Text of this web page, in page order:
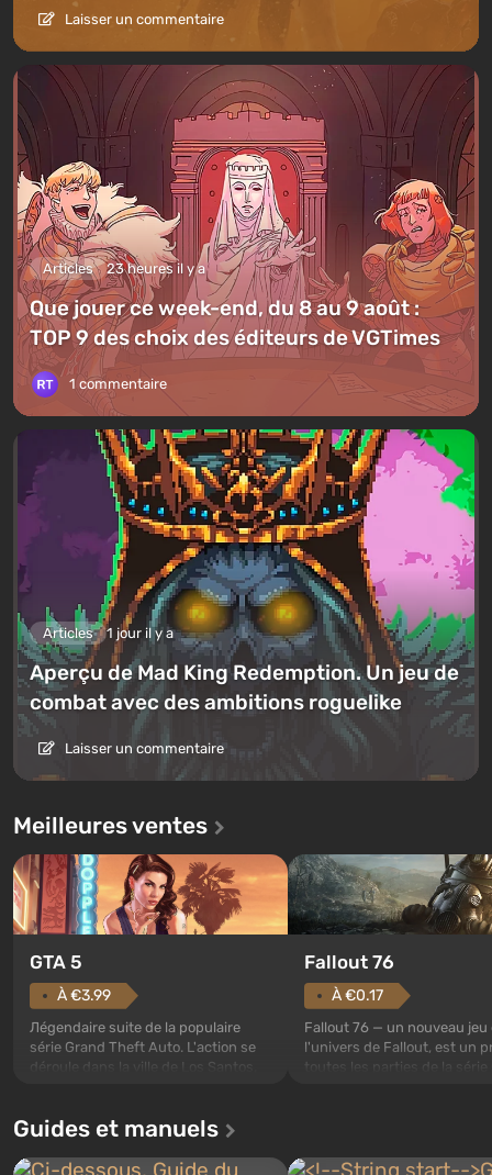
Laisser un commentaire
Articles 23 heures il y a
Que jouer ce week-end, du 8 au 9 août :
TOP 9 des choix des éditeurs de VGTimes
1 commentaire
Articles 1 jour il y a
Aperçu de Mad King Redemption. Un jeu de
combat avec des ambitions roguelike
Laisser un commentaire
Meilleures ventes
GTA 5
À €3.99
Лégendaire suite de la populaire
série Grand Theft Auto. L'action se
déroule dans la ville de Los Santos,
le jeu racontera l'histoire de trois
Franklin, entre lesquels vous
Fallout 76
À €0.17
Fallout 76 — un nouveau jeu
l'univers de Fallout, est un
toutes les parties de la série
Vault-Tec, doit s'ouvrir en
Guides et manuels